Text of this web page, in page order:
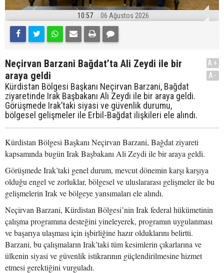
10:57 06 Ağustos 2026
Neçirvan Barzani Bağdat’ta Ali Zeydi ile bir
araya geldi
Kürdistan Bölgesi Başkanı Neçirvan Barzani, Bağdat
ziyaretinde Irak Başbakanı Ali Zeydi ile bir araya geldi.
Görüşmede Irak’taki siyasi ve güvenlik durumu,
bölgesel gelişmeler ile Erbil-Bağdat ilişkileri ele alındı.
A+
A-
Kürdistan Bölgesi Başkanı Neçirvan Barzani, Bağdat ziyareti
kapsamında bugün Irak Başbakanı Ali Zeydi ile bir araya geldi.
Görüşmede Irak’taki genel durum, mevcut dönemin karşı karşıya
olduğu engel ve zorluklar, bölgesel ve uluslararası gelişmeler ile bu
gelişmelerin Irak ve bölgeye yansımaları ele alındı.
Neçirvan Barzani, Kürdistan Bölgesi’nin Irak federal hükümetinin
çalışma programına desteğini yineleyerek, programın uygulanması
ve başarıya ulaşması için işbirliğine hazır olduklarını belirtti.
Barzani, bu çalışmaların Irak’taki tüm kesimlerin çıkarlarına ve
ülkenin siyasi ve güvenlik istikrarının güçlendirilmesine hizmet
etmesi gerektiğini vurguladı.